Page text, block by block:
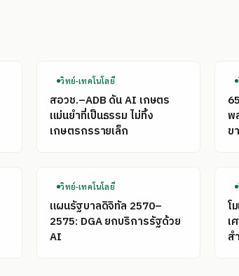
วิทย์-เทคโนโลยี
สอวช.–ADB ดัน AI เกษตร
แม่นยำที่เป็นธรรม ไม่ทิ้ง
เกษตรกรรายเล็ก
พ
ข
วิทย์-เทคโนโลยี
แผนรัฐบาลดิจิทัล 2570–
2575: DGA ยกบริการรัฐด้วย
AI
โ
เ
ส